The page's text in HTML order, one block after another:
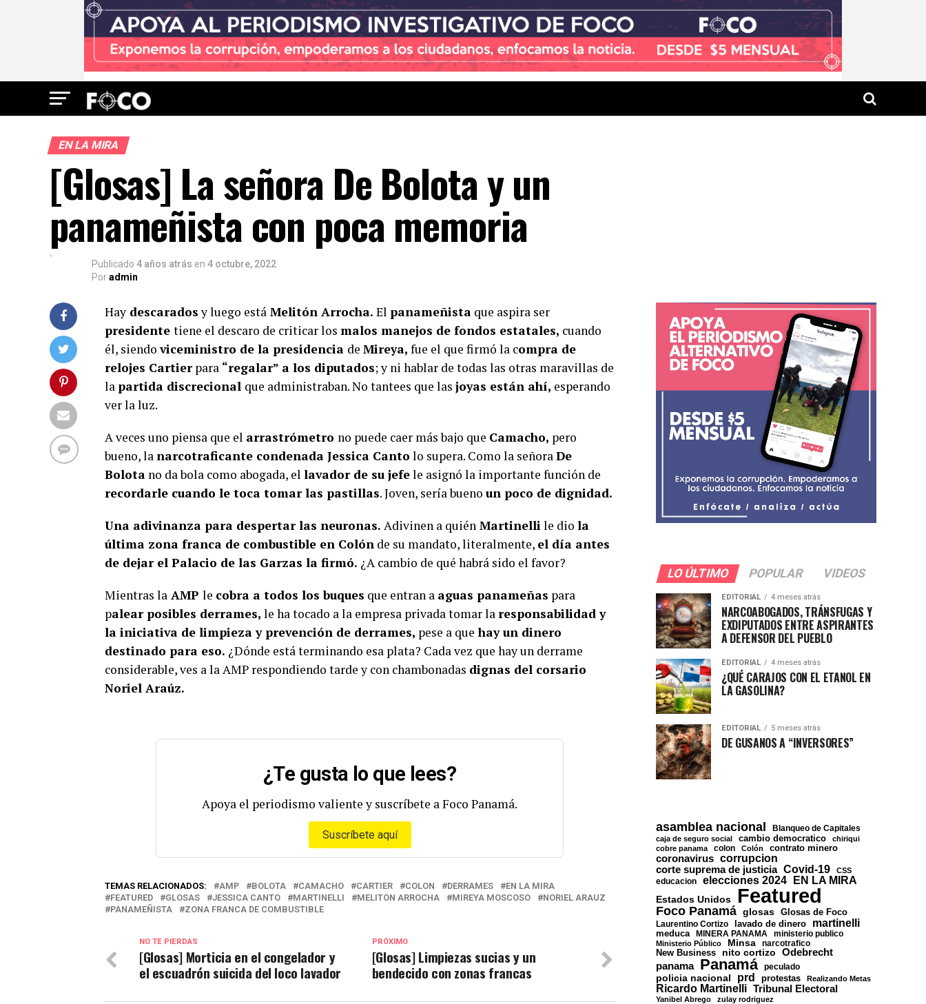
EN LA MIRA
[Glosas] La señora De Bolota y un
panameñista con poca memoria
Publicado 4 años atrás en 4 octubre, 2022
Poradmin
Hay descaradosy luego está Melitón Arrocha. El panameñista que aspira ser
presidente tiene el descaro de criticar los malos manejos de fondos estatales, cuando
él, siendoviceministro de la presidencia de Mireya, fue el que firmó la compra de
relojes Cartierpara “regalar” a los diputados; y ni hablar de todas las otras maravillas de
la partida discrecional que administraban. No tantees que las joyas están ahí, esperando
ver la luz.
A veces uno piensa que el arrastrómetro no puede caer más bajo que Camacho, pero
bueno, lanarcotraficante condenada Jessica Canto lo supera. Como la señoraDe
Bolota no da bola como abogada, el lavador de su jefele asignó la importante función de
recordarle cuando le toca tomar las pastillas. Joven, sería bueno un poco de dignidad.
Una adivinanza para despertar las neuronas. Adivinen a quién Martinellile dio la
última zona franca de combustible en Colón de su mandato, literalmente, el día antes
de dejar el Palacio de las Garzas la firmó. ¿A cambio de qué habrá sido el favor?
Mientras la AMP le cobra a todos los buques que entran a aguas panameñas para
palear posibles derrames, le ha tocado a la empresa privada tomar laresponsabilidad y
la iniciativa de limpieza y prevención de derrames, pese a que hay un dinero
destinado para eso. ¿Dónde está terminando esa plata? Cada vez que hay un derrame
considerable, ves a la AMP respondiendo tarde y con chambonadas dignas del corsario
Noriel Araúz.
¿Te gusta lo que lees?
Apoya el periodismo valiente y suscríbete a Foco Panamá.
Suscríbete aquí
TEMAS RELACIONADOS: AMP BOLOTA CAMACHO CARTIER COLON DERRAMES
EN LA MIRA
FEATURED
GLOSAS JESSICA CANTO MARTINELLI MELITON ARROCHA MIREYA MOSCOSO
NORIEL ARAUZ
PANAMEÑISTA
ZONA FRANCA DE COMBUSTIBLE
PRÓXIMO
[Glosas] Limpiezas sucias y un
bendecido con zonas francas
NO TE PIERDAS
[Glosas] Morticia en el congelador y
el escuadrón suicida del loco lavador
LO ÚLTIMO POPULAR VIDEOS
EDITORIAL 4 meses atrás
NARCOABOGADOS, TRÁNSFUGAS Y
EXDIPUTADOS ENTRE ASPIRANTES
A DEFENSOR DEL PUEBLO
EDITORIAL 4 meses atrás
¿QUÉ CARAJOS CON EL ETANOL EN
LA GASOLINA?
EDITORIAL 5 meses atrás
DE GUSANOS A “INVERSORES”
asamblea nacional Blanqueo de Capitales
caja de seguro social cambio democratico
chiriqui
cobre panama
colon Colón contrato minero
coronavirus corrupcion
corte suprema de justicia Covid-19 CSS
educacion elecciones 2024 EN LA MIRA
Estados Unidos Featured
Foco Panamá glosas Glosas de Foco
Laurentino Cortizo lavado de dinero martinelli
meduca MINERA PANAMA ministerio publico
Ministerio Público Minsa
narcotrafico
New Business
nito cortizo Odebrecht
panama Panamá peculado
policia nacional prd protestas Realizando Metas
Ricardo Martinelli Tribunal Electoral
Yanibel Abrego zulay rodriguez